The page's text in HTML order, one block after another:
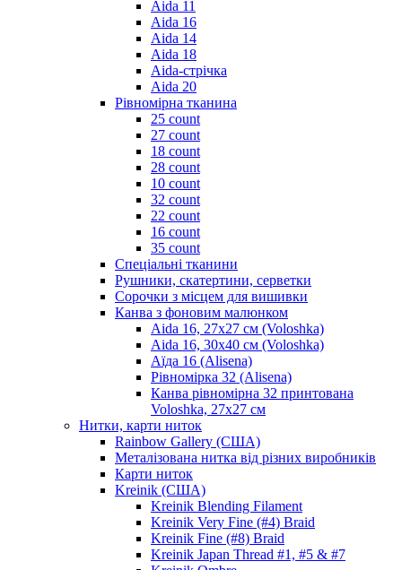
Aida 11
Aida 16
Aida 14
Aida 18
Aida-стрічка
Aida 20
Рівномірна тканина
25 count
27 count
18 count
28 count
10 count
32 count
22 count
16 count
35 count
Спеціальні тканини
Рушники, скатертини, серветки
Сорочки з місцем для вишивки
Канва з фоновим малюнком
Aida 16, 27х27 см (Voloshka)
Aida 16, 30х40 см (Voloshka)
Аїда 16 (Alisena)
Рівномірка 32 (Alisena)
Канва рівномірна 32 принтована
Voloshka, 27х27 см
Нитки, карти ниток
Rainbow Gallery (США)
Металізована нитка від різних виробників
Карти ниток
Kreinik (США)
Kreinik Blending Filament
Kreinik Very Fine (#4) Braid
Kreinik Fine (#8) Braid
Kreinik Japan Thread #1, #5 & #7